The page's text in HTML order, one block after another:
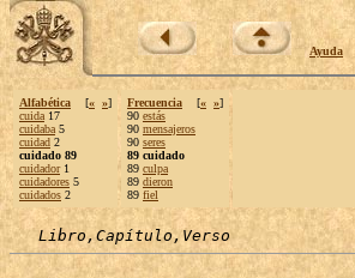
Ayuda
Alfabética [« »]
cuida 17
cuidaba 5
cuidad 2
cuidado 89
cuidador1
cuidadores 5
cuidados 2
Frecuencia [« »]
90 estás
90 mensajeros
90 seres
89 cuidado
89 culpa
89 dieron
89 fiel
Libro,Capítulo,Verso